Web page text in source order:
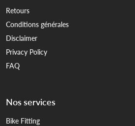
Retours
Conditions générales
Disclaimer
Privacy Policy
FAQ
Nos services
Bike Fitting